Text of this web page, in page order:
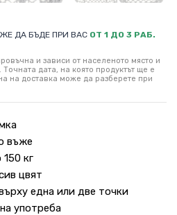
ДА БЪДЕ ПРИ ВАС ОТ 1 ДО 3 РАБ.
и зависи от населеното място и
дата, на която продуктът ще е
на доставка може да разберете при
въже
кг
цвят
една или две точки
употреба